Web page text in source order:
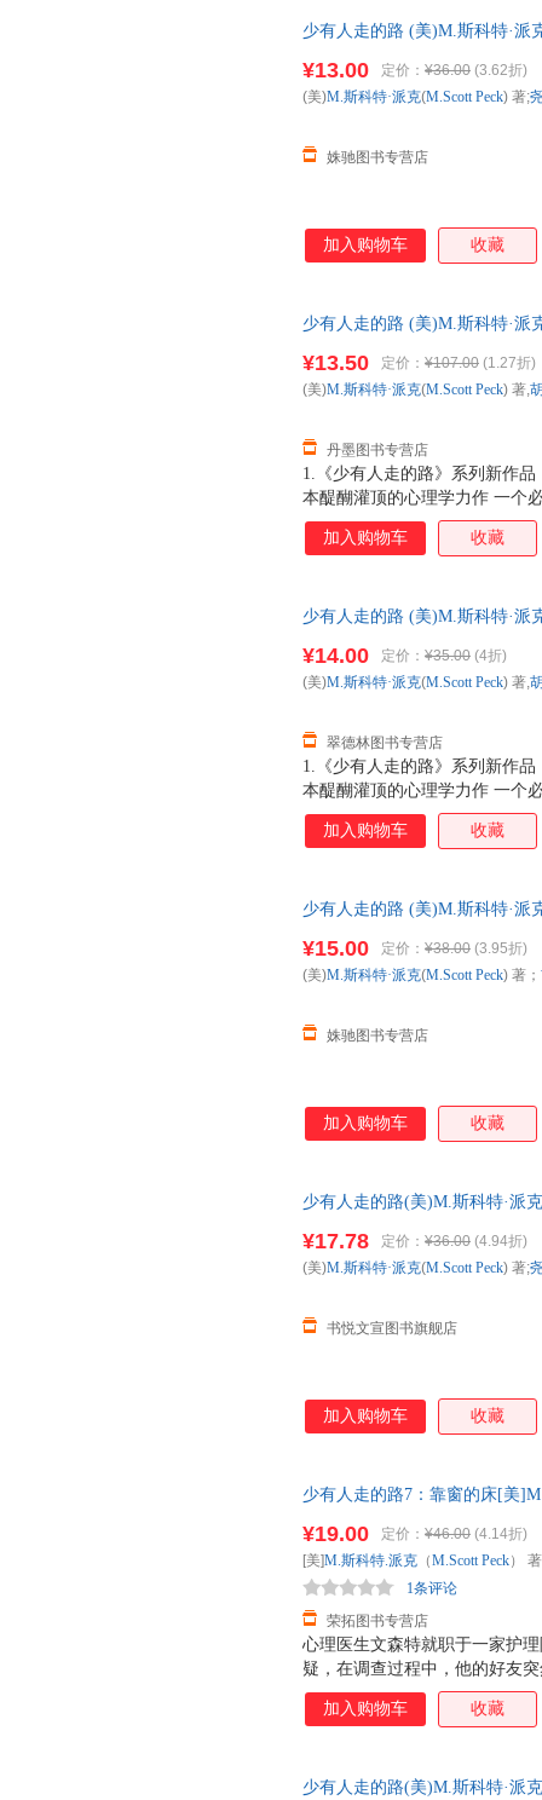
新、宁静而丰富的生活；它帮
我。 正如本书开篇所言：人生
人生是一场艰辛之旅，心智成
少有人走的路 (美)M.斯科特·派
¥13.00 定价： ¥36.00 (3.62折)
姝驰图书专营店
(美)M.斯科特·派克(M.Scott Peck) 著;
加入购物车 收藏
少有人走的路 (美)M.斯科特·派
1.《少有人走的路》系列新作
本醍醐灌顶的心理学力作 一个
一样的鼓声》告诉我们：在恋
中，朋友和同事关系中，上下
¥13.50 定价： ¥107.00 (1.27折)
丹墨图书专营店
(美)M.斯科特·派克(M.Scott Peck) 著,
加入购物车 收藏
少有人走的路 (美)M.斯科特·派
1.《少有人走的路》系列新作
本醍醐灌顶的心理学力作 一个
一样的鼓声》告诉我们：在恋
中，朋友和同事关系中，上下
¥14.00 定价： ¥35.00 (4折)
翠德林图书专营店
(美)M.斯科特·派克(M.Scott Peck) 著,
加入购物车 收藏
少有人走的路 (美)M.斯科特·派
¥15.00 定价： ¥38.00 (3.95折)
姝驰图书专营店
(美)M.斯科特·派克(M.Scott Peck) 著；
加入购物车 收藏
少有人走的路(美)M.斯科特·派
多,可开发票,放心选购
¥17.78 定价： ¥36.00 (4.94折)
书悦文宣图书旗舰店
(美)M.斯科特·派克(M.Scott Peck) 著;
加入购物车 收藏
少有人走的路7：靠窗的床[美
子发票！
心理医生文森特就职于一家护
疑，在调查过程中，他的好友
涡。美丽热情的护士、精明能
者，随着案件的展开，每个
形成了精彩纷呈的心理群像。
¥19.00 定价： ¥46.00 (4.14折)
荣拓图书专营店
1条评论
[美]M.斯科特.派克 （M.Scott Peck）
加入购物车 收藏
少有人走的路(美)M.斯科特·派